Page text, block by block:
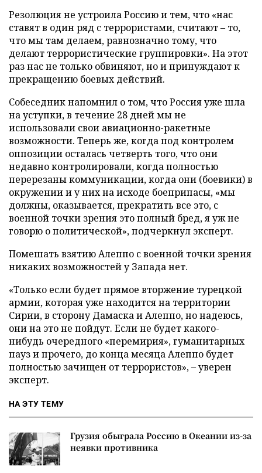
Резолюция не устроила Россию и тем, что «нас
ставят в один ряд с террористами, считают – то,
что мы там делаем, равнозначно тому, что
делают террористические группировки». На этот
раз нас не только обвиняют, но и принуждают к
прекращению боевых действий.
Собеседник напомнил о том, что Россия уже шла
на уступки, в течение 28 дней мы не
использовали свои авиационно-ракетные
возможности. Теперь же, когда под контролем
оппозиции осталась четверть того, что они
недавно контролировали, когда полностью
перерезаны коммуникации, когда они (боевики) в
окружении и у них на исходе боеприпасы, «мы
должны, оказывается, прекратить все это, с
военной точки зрения это полный бред, я уж не
говорю о политической», подчеркнул эксперт.
Помешать взятию Алеппо с военной точки зрения
никаких возможностей у Запада нет.
«Только если будет прямое вторжение турецкой
армии, которая уже находится на территории
Сирии, в сторону Дамаска и Алеппо, но надеюсь,
они на это не пойдут. Если не будет какого-
нибудь очередного «перемирия», гуманитарных
пауз и прочего, до конца месяца Алеппо будет
полностью зачищен от террористов», – уверен
эксперт.
НА ЭТУ ТЕМУ
Грузия обыграла Россию в Океании из-за
неявки противника